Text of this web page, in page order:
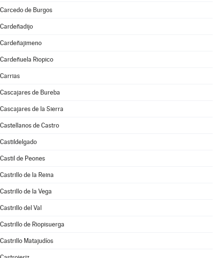
Carcedo de Burgos
Cardeñadijo
Cardeñajimeno
Cardeñuela Riopico
Carrias
Cascajares de Bureba
Cascajares de la Sierra
Castellanos de Castro
Castildelgado
Castil de Peones
Castrillo de la Reina
Castrillo de la Vega
Castrillo del Val
Castrillo de Riopisuerga
Castrillo Matajudíos